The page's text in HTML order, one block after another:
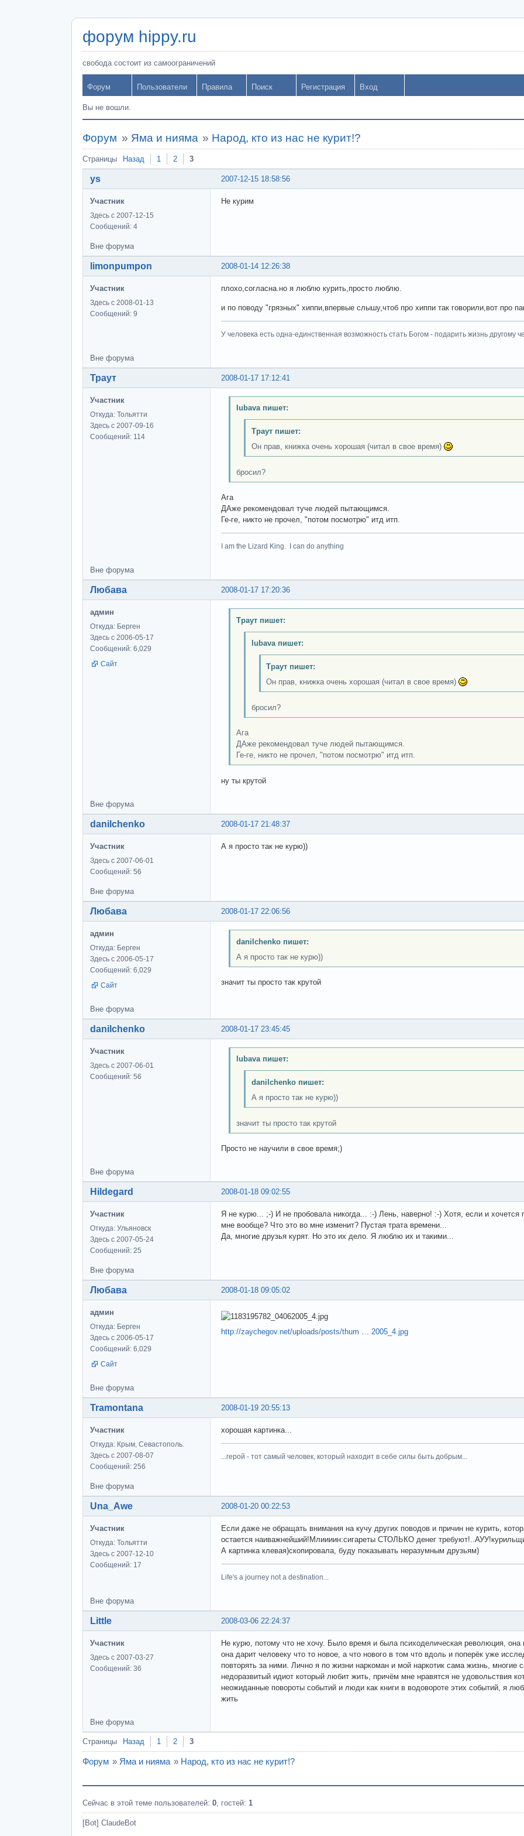
форум hippy.ru
свобода состоит из самоограничений
Форум Пользователи Правила Поиск Регистрация Вход
Вы не вошли.
Форум » Яма и нияма » Народ, кто из нас не курит!?
Страницы Назад 1 2 3
2007-12-15 18:58:56
ys
Участник
Здесь с 2007-12-15
Сообщений: 4
Не курим
Вне форума
2008-01-14 12:26:38
limonpumpon
Участник
Здесь с 2008-01-13
Сообщений: 9
плохо,согласна.но я люблю курить,просто люблю.
и по поводу "грязных" хиппи,впервые слышу,чтоб про хиппи так говорили,вот про
У человека есть одна-единственная возможность стать Богом - подарить жизнь другому
Вне форума
2008-01-17 17:12:41
Траут
Участник
Откуда: Тольятти
Здесь с 2007-09-16
Сообщений: 114
lubava пишет:
Траут пишет:
Он прав, книжка очень хорошая (читал в свое время)
бросил?
Ага
ДАже рекомендовал туче людей пытающимся.
Ге-ге, никто не прочел, "потом посмотрю" итд итп.
I am the Lizard King. I can do anything
Вне форума
2008-01-17 17:20:36
Любава
админ
Откуда: Берген
Здесь с 2006-05-17
Сообщений: 6,029
Сайт
Траут пишет:
lubava пишет:
Траут пишет:
Он прав, книжка очень хорошая (читал в свое время)
бросил?
Ага
ДАже рекомендовал туче людей пытающимся.
Ге-ге, никто не прочел, "потом посмотрю" итд итп.
ну ты крутой
Вне форума
2008-01-17 21:48:37
danilchenko
Участник
Здесь с 2007-06-01
Сообщений: 56
А я просто так не курю))
Вне форума
2008-01-17 22:06:56
Любава
админ
Откуда: Берген
Здесь с 2006-05-17
Сообщений: 6,029
Сайт
danilchenko пишет:
А я просто так не курю))
значит ты просто так крутой
Вне форума
2008-01-17 23:45:45
danilchenko
Участник
Здесь с 2007-06-01
Сообщений: 56
lubava пишет:
danilchenko пишет:
А я просто так не курю))
значит ты просто так крутой
Просто не научили в свое время;)
Вне форума
2008-01-18 09:02:55
Hildegard
Участник
Откуда: Ульяновск
Здесь с 2007-05-24
Сообщений: 25
Я не курю... ;-) И не пробовала никогда... :-) Лень, наверно! :-) Хотя, если и хочется
мне вообще? Что это во мне изменит? Пустая трата времени...
Да, многие друзья курят. Но это их дело. Я люблю их и такими...
Вне форума
2008-01-18 09:05:02
Любава
админ
Откуда: Берген
Здесь с 2006-05-17
Сообщений: 6,029
Сайт
http://zaychegov.net/uploads/posts/thum … 2005_4.jpg
Вне форума
2008-01-19 20:55:13
Tramontana
Участник
Откуда: Крым, Севастополь.
Здесь с 2007-08-07
Сообщений: 256
хорошая картинка...
...герой - тот самый человек, который находит в себе силы быть добрым...
Вне форума
2008-01-20 00:22:53
Una_Awe
Участник
Откуда: Тольятти
Здесь с 2007-12-10
Сообщений: 17
Если даже не обращать внимания на кучу других поводов и причин не курить,
остается наиважнейший!Млиииин:сигареты СТОЛЬКО денег
А картинка клевая)скопировала, буду показывать неразумным друзьям)
Life's a journey not a destination...
Вне форума
2008-03-06 22:24:37
Little
Участник
Здесь с 2007-03-27
Сообщений: 36
Не курю, потому что не хочу. Было время и была психоделическая революция, она
она дарит человеку что то новое, а что нового в том что вдоль и поперёк уже
повторять за ними. Лично я по жизни наркоман и мой наркотик сама жизнь,
недоразвитый идиот который любит жить, причём мне нравятся не удовольствия
неожиданные повороты событий и люди как книги в водовороте этих событий, я
жить
Вне форума
Страницы Назад 1 2 3
Форум » Яма и нияма » Народ, кто из нас не курит!?
Сейчас в этой теме пользователей: 0, гостей: 1
[Bot] ClaudeBot